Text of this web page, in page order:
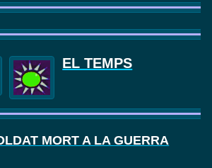
EL TEMPS
MORT A LA GUERRA